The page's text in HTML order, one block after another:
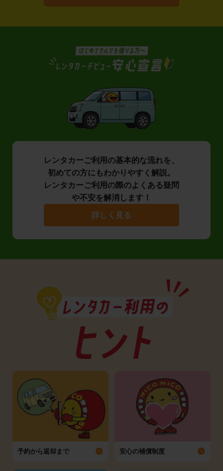
レンタカーご利用の基本的な流れを、
初めての方にもわかりやすく解説。
レンタカーご利用の際のよくある疑問
や不安を解消します！
詳しく見る
予約から返却まで 安心の補償制度